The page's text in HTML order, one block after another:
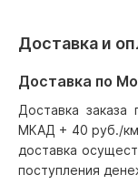
Доставка и
Доставка по
Доставка
МКАД + 40 руб./
доставка
поступления